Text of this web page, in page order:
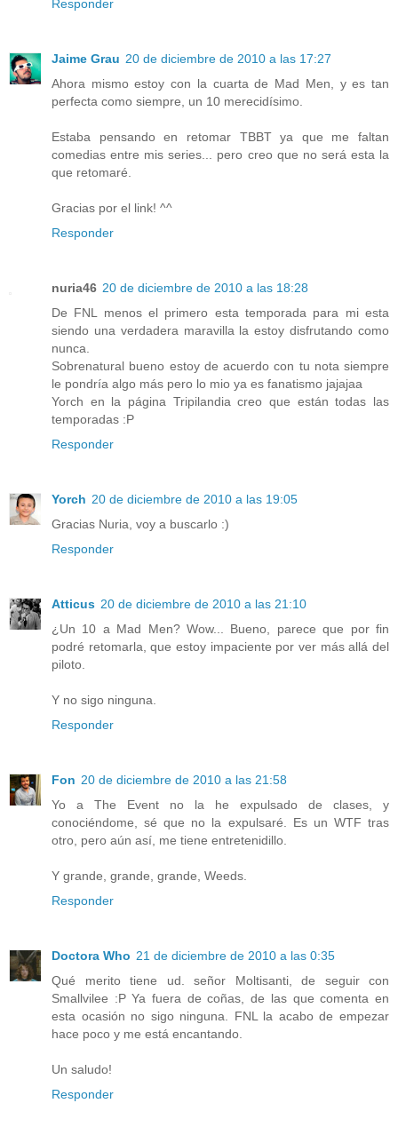
Responder
Jaime Grau 20 de diciembre de 2010 a las 17:27
Ahora mismo estoy con la cuarta de Mad Men, y es tan
perfecta como siempre, un 10 merecidísimo.
Estaba pensando en retomar TBBT ya que me faltan
comedias entre mis series... pero creo que no será esta la
que retomaré.
Gracias por el link! ^^
Responder
nuria46 20 de diciembre de 2010 a las 18:28
De FNL menos el primero esta temporada para mi esta
siendo una verdadera maravilla la estoy disfrutando como
nunca.
Sobrenatural bueno estoy de acuerdo con tu nota siempre
le pondría algo más pero lo mio ya es fanatismo jajajaa
Yorch en la página Tripilandia creo que están todas las
temporadas :P
Responder
Yorch 20 de diciembre de 2010 a las 19:05
Gracias Nuria, voy a buscarlo :)
Responder
Atticus 20 de diciembre de 2010 a las 21:10
¿Un 10 a Mad Men? Wow... Bueno, parece que por fin
podré retomarla, que estoy impaciente por ver más allá del
piloto.
Y no sigo ninguna.
Responder
Fon 20 de diciembre de 2010 a las 21:58
Yo a The Event no la he expulsado de clases, y
conociéndome, sé que no la expulsaré. Es un WTF tras
otro, pero aún así, me tiene entretenidillo.
Y grande, grande, grande, Weeds.
Responder
Doctora Who 21 de diciembre de 2010 a las 0:35
Qué merito tiene ud. señor Moltisanti, de seguir con
Smallvilee :P Ya fuera de coñas, de las que comenta en
esta ocasión no sigo ninguna. FNL la acabo de empezar
hace poco y me está encantando.
Un saludo!
Responder